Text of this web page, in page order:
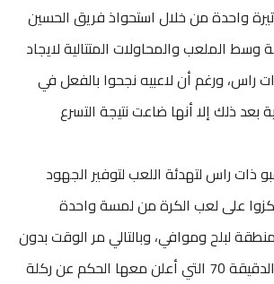
واحدة من خلال استحواذ فريق الحسين
الملعب والمحاولات المتتالية لايجاد
راس، ورغم أن لاعبيه نجحوا بالفعل في
بعد ذلك إلا أنها ضاعت نتيجة التسرع
ذات راس لتهدئة اللعب لتوفير الجهود
على لعب الكرة من لمسة واحدة
لبلح وموافي، وبالتالي مر الوقت بدون
أي جديد حتى جاءت الدقيقة 70 التي أعلن معها الحكم عن ركلة